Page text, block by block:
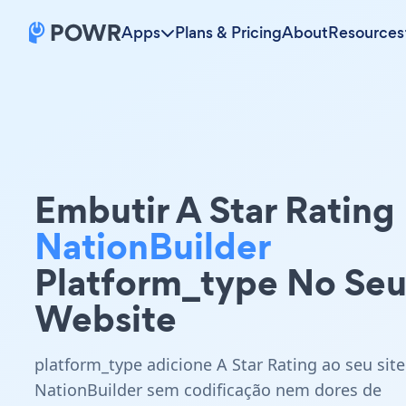
Apps Plans & PricingAboutResources
Embutir A Star Rating
NationBuilder
Platform_type No Seu
Website
platform_type adicione A Star Rating ao seu site
NationBuilder sem codificação nem dores de